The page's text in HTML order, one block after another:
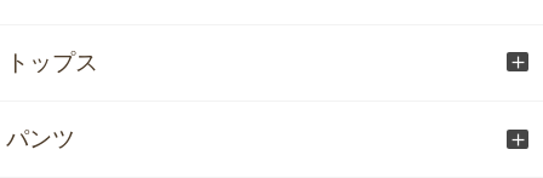
トップス
パンツ